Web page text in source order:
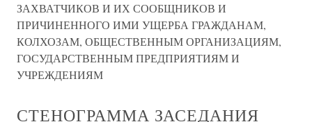
ЗАХВАТЧИКОВ И ИХ СООБЩНИКОВ И
ПРИЧИНЕННОГО ИМИ УЩЕРБА ГРАЖДАНАМ,
КОЛХОЗАМ, ОБЩЕСТВЕННЫМ ОРГАНИЗАЦИЯМ,
ГОСУДАРСТВЕННЫМ ПРЕДПРИЯТИЯМ И
УЧРЕЖДЕНИЯМ
СТЕНОГРАММА ЗАСЕДАНИЯ